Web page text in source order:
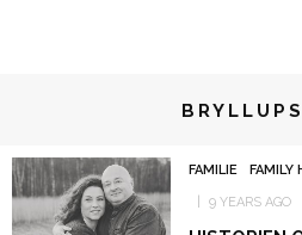
FAMILIE FAMILY
9 YEARS AGO